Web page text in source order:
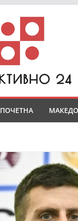
ПОЧЕТНА